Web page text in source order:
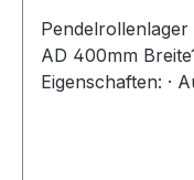
Pendelrollenlager
AD 400mm
Eigenschaften: ·